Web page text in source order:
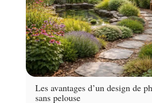
Les avantages d’un design de
sans pelouse